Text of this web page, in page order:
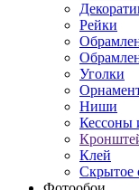
Рейки
Уголки
Ниши
Кессоны
Клей
Скрытое